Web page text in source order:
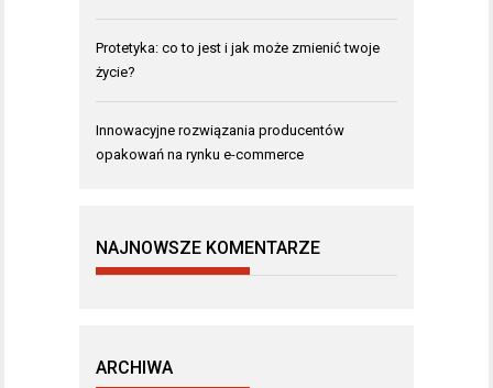
Protetyka: co to jest i jak może zmienić twoje
życie?
Innowacyjne rozwiązania producentów
opakowań na rynku e-commerce
NAJNOWSZE KOMENTARZE
ARCHIWA